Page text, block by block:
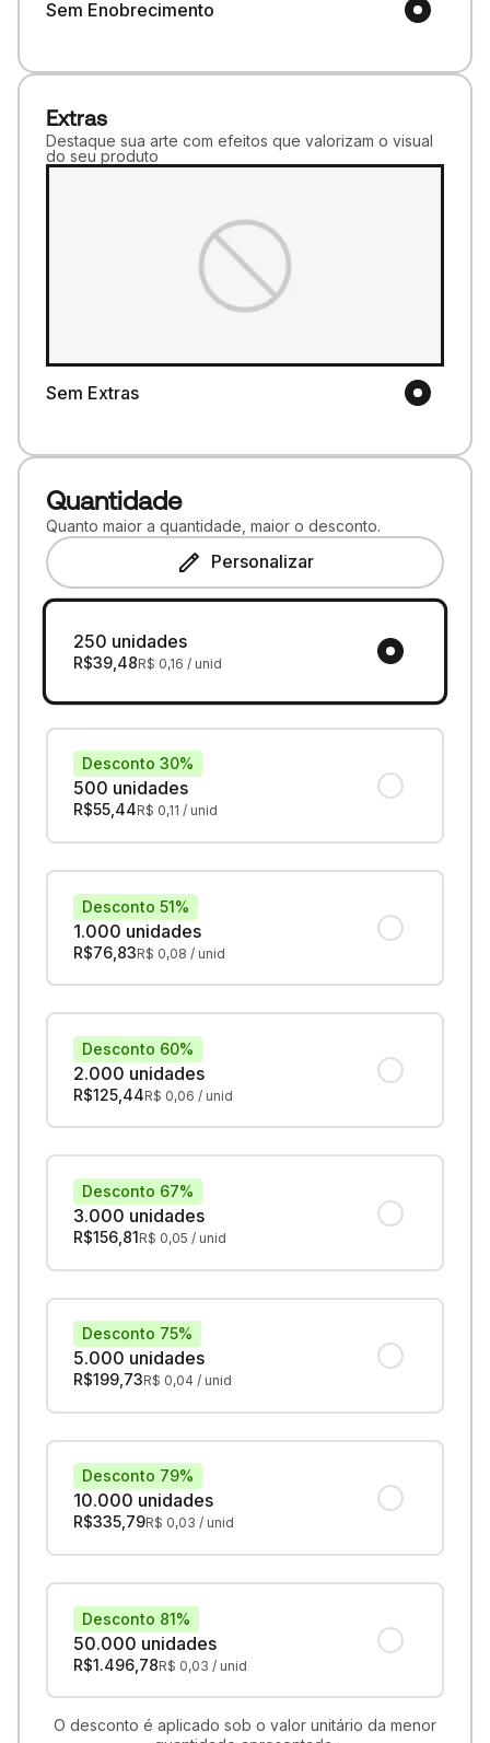
Sem Enobrecimento
Extras
Destaque sua arte com efeitos que valorizam o visual
do seu produto
Sem Extras
Quantidade
Quanto maior a quantidade, maior o desconto.
Personalizar
250 unidades
R$39,48R$ 0,16 / unid
500 unidades
Desconto 30%
R$55,44R$ 0,11 / unid
1.000 unidades
Desconto 51%
R$76,83R$ 0,08 / unid
2.000 unidades
Desconto 60%
R$125,44R$ 0,06 / unid
3.000 unidades
Desconto 67%
R$156,81R$ 0,05 / unid
5.000 unidades
Desconto 75%
R$199,73R$ 0,04 / unid
10.000 unidades
Desconto 79%
R$335,79R$ 0,03 / unid
50.000 unidades
Desconto 81%
R$1.496,78R$ 0,03 / unid
O desconto é aplicado sob o valor unitário da menor